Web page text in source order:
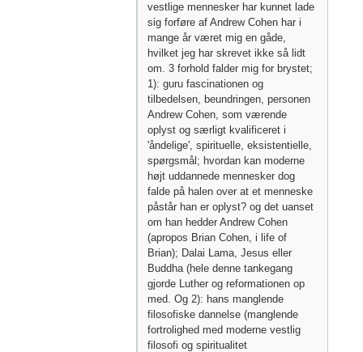
vestlige mennesker har kunnet lade
sig forføre af Andrew Cohen har i
mange år været mig en gåde,
hvilket jeg har skrevet ikke så lidt
om. 3 forhold falder mig for brystet;
1): guru fascinationen og
tilbedelsen, beundringen, personen
Andrew Cohen, som værende
oplyst og særligt kvalificeret i
'åndelige', spirituelle, eksistentielle,
spørgsmål; hvordan kan moderne
højt uddannede mennesker dog
falde på halen over at et menneske
påstår han er oplyst? og det uanset
om han hedder Andrew Cohen
(apropos Brian Cohen, i life of
Brian); Dalai Lama, Jesus eller
Buddha (hele denne tankegang
gjorde Luther og reformationen op
med. Og 2): hans manglende
filosofiske dannelse (manglende
fortrolighed med moderne vestlig
filosofi og spiritualitet